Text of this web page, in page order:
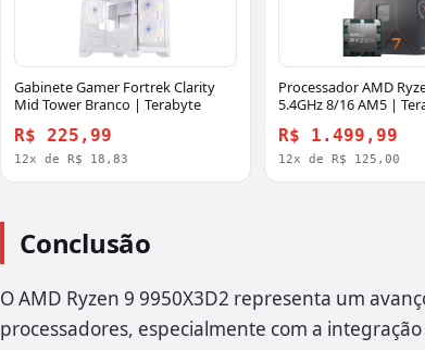
Gabinete Gamer Fortrek Clarity
Mid Tower Branco | Terabyte
R$ 225,99
12x de R$ 18,83
Processador AMD
5.4GHz 8/16 AM5 |
R$ 1.499,99
12x de R$ 125,00
Conclusão
O AMD Ryzen 9 9950X3D2 representa um
processadores, especialmente com a